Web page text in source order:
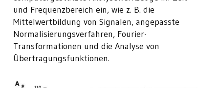
und Frequenzbereich ein, wie z. B. die
Mittelwertbildung von Signalen, angepasste
Normalisierungsverfahren, Fourier-
Transformationen und die Analyse von
Übertragungsfunktionen.